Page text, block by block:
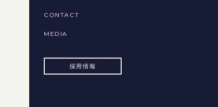
CONTACT
MEDIA
採用情報